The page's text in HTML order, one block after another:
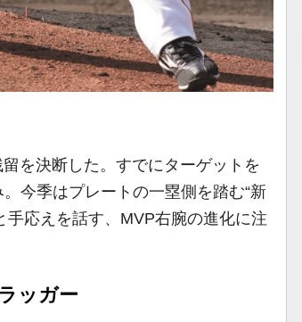
を決断した。すでにターゲットを
今季はプレートの一塁側を踏む“新
手応えを話す、MVP右腕の進化に注
ッガー